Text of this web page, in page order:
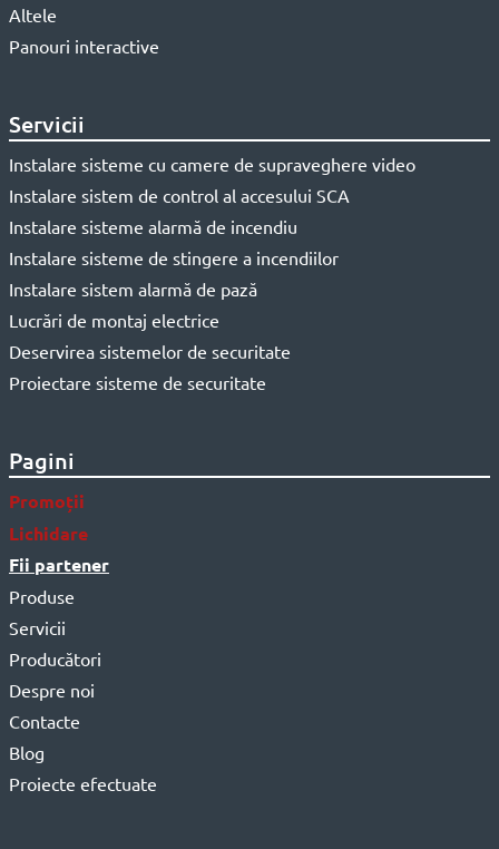
Altele
Panouri interactive
Servicii
Instalare sisteme cu camere de supraveghere video
Instalare sistem de control al accesului SCA
Instalare sisteme alarmă de incendiu
Instalare sisteme de stingere a incendiilor
Instalare sistem alarmă de pază
Lucrări de montaj electrice
Deservirea sistemelor de securitate
Proiectare sisteme de securitate
Pagini
Promoții
Lichidare
Fii partener
Produse
Servicii
Producători
Despre noi
Contacte
Blog
Proiecte efectuate